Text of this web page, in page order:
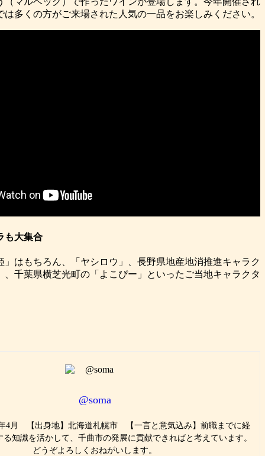
は多くの方がご来場された人気の一品をお楽しみください。
も大集合
」はもちろん、「ヤシロウ」、長野県地産地消推進キャラク
、千葉県横芝光町の「よこぴー」といったご当地キャラクタ
@soma
4月 【出身地】北海道札幌市 【一言と意気込み】前職までに経
知識を活かして、千曲市の発展に貢献できればと考えています。
どうぞよろしくおねがいします。